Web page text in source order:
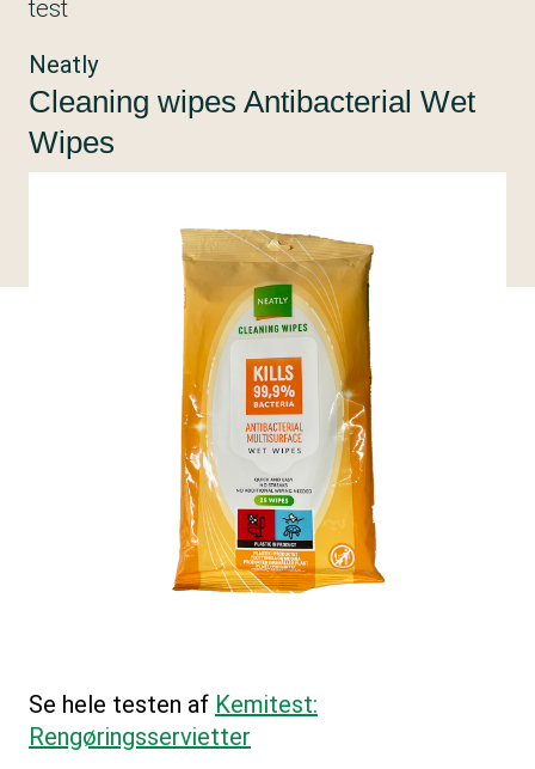
Neatly
Cleaning wipes Antibacterial Wet
Wipes
Se hele testen af Kemitest:
Rengøringsservietter